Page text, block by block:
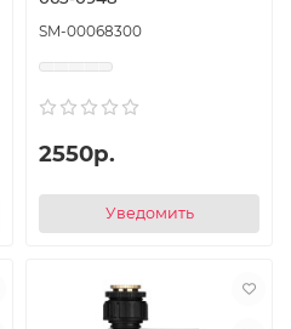
SM-00068300
2550р.
Уведомить